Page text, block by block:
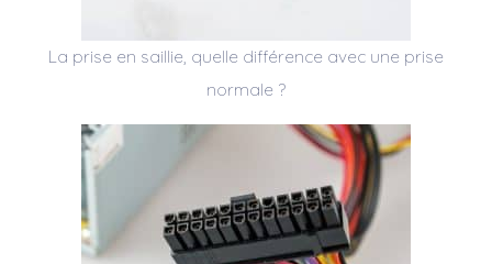
La prise en saillie, quelle différence avec une prise
normale ?